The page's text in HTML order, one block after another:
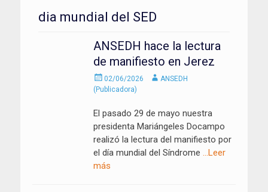
dia mundial del SED
ANSEDH hace la lectura
de manifiesto en Jerez
Enviado
el
02/06/2026 AutorANSEDH
(Publicadora)
El pasado 29 de mayo nuestra
presidenta Mariángeles Docampo
realizó la lectura del manifiesto por
el día mundial del Síndrome …Leer
más